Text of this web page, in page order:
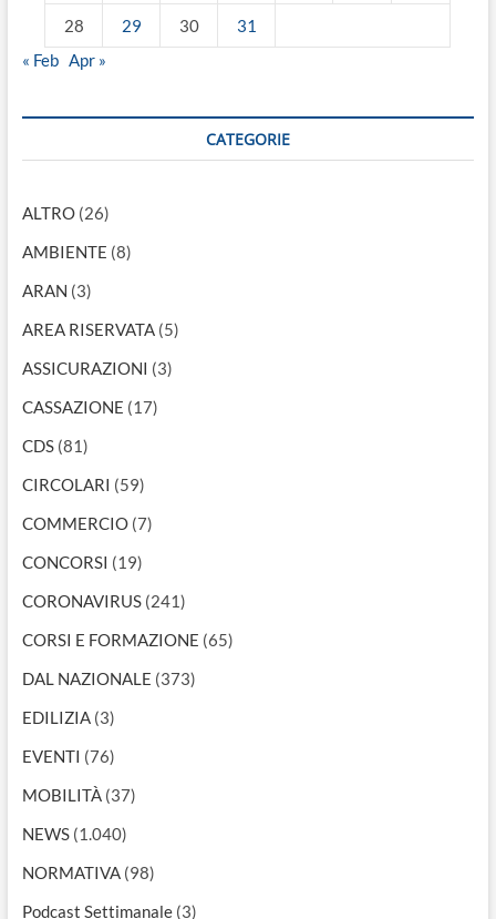
28 29 30
31
« Feb Apr »
CATEGORIE
ALTRO(26)
AMBIENTE (8)
ARAN (3)
AREA RISERVATA(5)
ASSICURAZIONI (3)
CASSAZIONE (17)
CDS(81)
CIRCOLARI (59)
COMMERCIO(7)
CONCORSI (19)
CORONAVIRUS(241)
CORSI E FORMAZIONE (65)
DAL NAZIONALE (373)
EDILIZIA(3)
EVENTI (76)
MOBILITÀ(37)
NEWS(1.040)
NORMATIVA(98)
Podcast Settimanale(3)